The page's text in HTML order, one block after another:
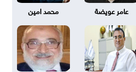
عامر عويضة محمد امين